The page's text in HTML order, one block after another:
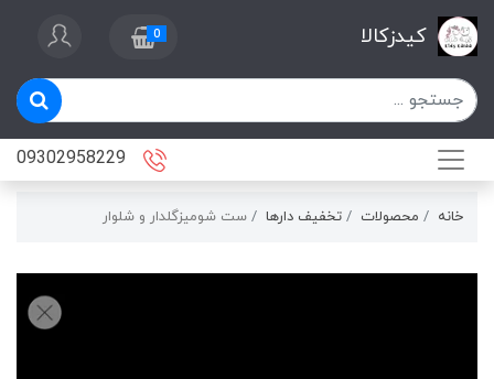
کیدزکالا 0
خانه محصولات تخفیف دارها ست شوميزگلدار و شلوار